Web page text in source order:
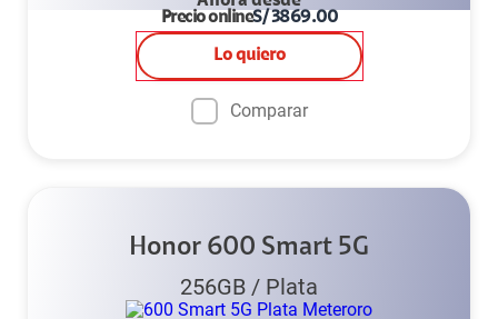
Precio onlineS/3869.00
Lo quiero
Comparar
Honor 600 Smart 5G
256GB / Plata